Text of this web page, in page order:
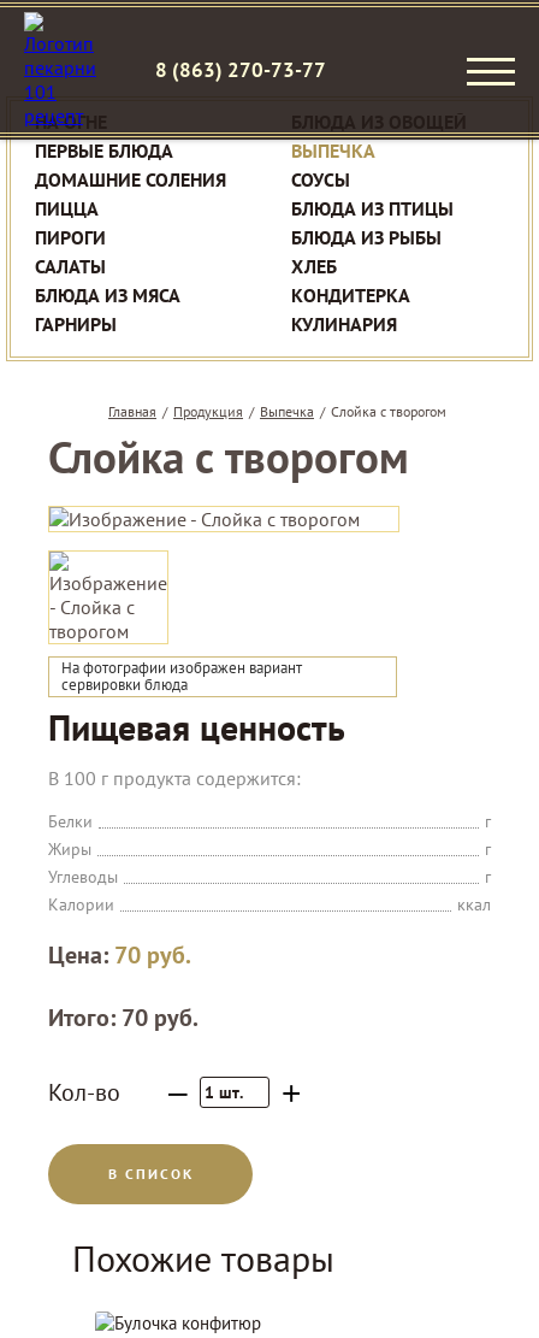
8 (863) 270-73-77
НА ОГНЕ
ПЕРВЫЕ БЛЮДА
ДОМАШНИЕ СОЛЕНИЯ
ПИЦЦА
ПИРОГИ
САЛАТЫ
БЛЮДА ИЗ МЯСА
ГАРНИРЫ
ВЫПЕЧКА
СОУСЫ
БЛЮДА ИЗ ПТИЦЫ
БЛЮДА ИЗ РЫБЫ
ХЛЕБ
КОНДИТЕРКА
КУЛИНАРИЯ
Главная / Продукция / Выпечка / Слойка с творогом
Слойка с творогом
На фотографии изображен вариант
сервировки блюда
Пищевая ценность
В 100 г продукта содержится:
Белки
г
Жиры
г
Углеводы
г
Калории
ккал
Цена: 70 руб.
Итого: 70 руб.
Кол-во – 1 шт. +
В СПИСОК
Похожие товары